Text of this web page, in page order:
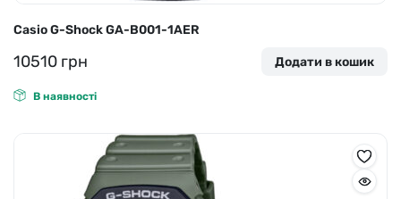
Casio G-Shock GA-B001-1AER
10510 грн Додати в кошик
В наявності